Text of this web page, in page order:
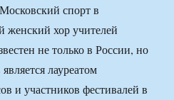
спорт в
женский хор учителей
не только в России, но
лауреатом
и участников фестивалей в